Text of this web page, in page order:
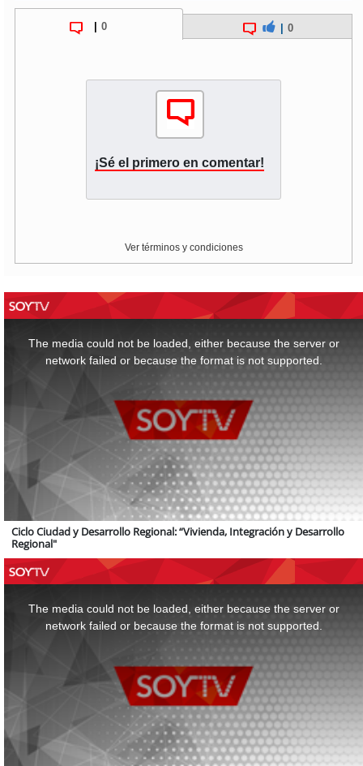
0 0
¡Sé el primero en comentar!
Ver términos y condiciones
The media could not be loaded, either because the server or
network failed or because the format is not supported.
Ciclo Ciudad y Desarrollo Regional: “Vivienda, Integración y Desarrollo
Regional"
The media could not be loaded, either because the server or
network failed or because the format is not supported.